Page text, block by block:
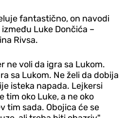
fantastično, on navodi
Luke Dončića –
Rivsa.
ne voli da igra sa Lukom.
sa Lukom. Ne želi da dobija
isteka napada. Lejkersi
tim oko Luke, a ne oko
tim sada. Obojica će se